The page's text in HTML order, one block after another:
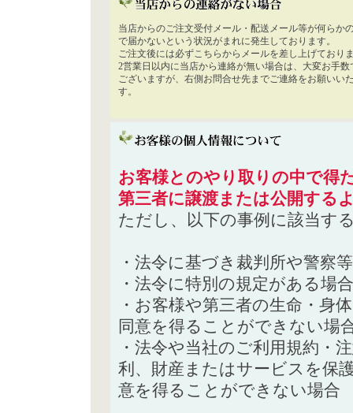
当店からのご注文受付メール・配送メール等が何らか
で届かないという状況がまれに発生しております。
ご注文後には必ずこちらからメールを差し上げており
2営業日以内に当店から連絡が無い場合は、大変お手数
ございますが、右側お問合せ先までご連絡をお願いい
す。
お客様とのやり取りの中で得
第三者に譲渡または公開する
ただし、以下の事例に該当す
・法令に基づき裁判所や警察
・法令に特別の規定がある場合
・お客様や第三者の生命・身
同意を得ることができない場
・法令や当社のご利用規約・
利、財産またはサービスを保
意を得ることができない場合